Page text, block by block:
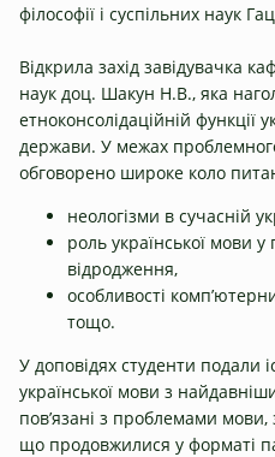
філософії і суспільних наук
Відкрила захід завідувачка
наук доц. Шакун Н.В., яка
етноконсолідаційній функції
держави. У межах
обговорено широке коло
неологізми в сучасній
роль української мови
відродження,
особливості
тощо.
У доповідях студенти подали
української мови з
пов’язані з проблемами
що продовжилися у форматі